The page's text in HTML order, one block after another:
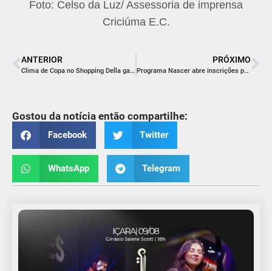
Foto: Celso da Luz/ Assessoria de imprensa
Criciúma E.C.
ANTERIOR
Clima de Copa no Shopping Della ganha ponto de troca de figurinhas e muita diversão com jogos
PRÓXIMO
Programa Nascer abre inscrições para transformar ideias inovadoras em negócios
Gostou da notícia então compartilhe:
Facebook Twitter
WhatsApp Telegram